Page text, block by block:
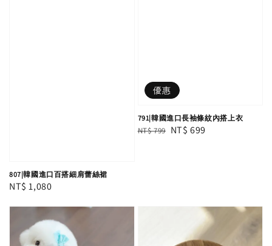
807|韓國進口百搭細肩蕾絲裙
Regular
NT$ 1,080
優惠
791|韓國進口長袖條紋內搭上衣
Regular
NT$ 799 Sale
NT$ 699